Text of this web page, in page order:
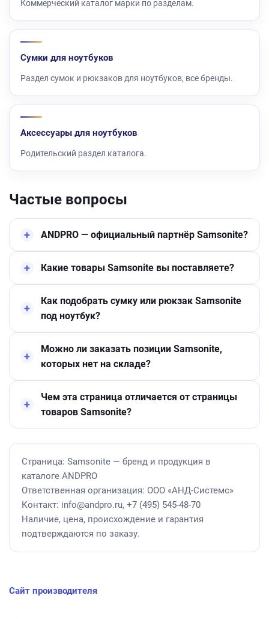
Коммерческий каталог марки по разделам.
Сумки для ноутбуков
Раздел сумок и рюкзаков для ноутбуков, все бренды.
Аксессуары для ноутбуков
Родительский раздел каталога.
Частые вопросы
ANDPRO — официальный партнёр Samsonite?
Какие товары Samsonite вы поставляете?
Как подобрать сумку или рюкзак Samsonite
под ноутбук?
Можно ли заказать позиции Samsonite,
которых нет на складе?
Чем эта страница отличается от страницы
товаров Samsonite?
Страница: Samsonite — бренд и продукция в
каталоге ANDPRO
Ответственная организация: ООО «АНД-Системс»
Контакт: info@andpro.ru, +7 (495) 545-48-70
Наличие, цена, происхождение и гарантия
подтверждаются по заказу.
Сайт производителя